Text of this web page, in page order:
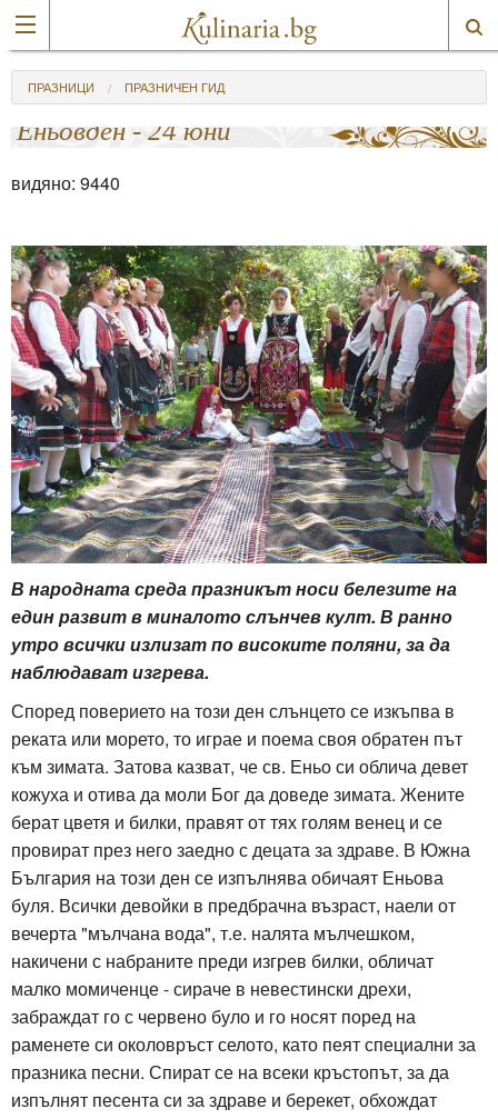
ПРАЗНИЦИ ПРАЗНИЧЕН ГИД
Еньовден - 24 юни
видяно: 9440
В народната среда празникът носи белезите на
един развит в миналото слънчев култ. В ранно
утро всички излизат по високите поляни, за да
наблюдават изгрева.
Според поверието на този ден слънцето се изкъпва в
реката или морето, то играе и поема своя обратен път
към зимата. Затова казват, че св. Еньо си облича девет
кожуха и отива да моли Бог да доведе зимата. Жените
берат цветя и билки, правят от тях голям венец и се
провират през него заедно с децата за здраве. В Южна
България на този ден се изпълнява обичаят Еньова
буля. Всички девойки в предбрачна възраст, наели от
вечерта "мълчана вода", т.е. налята мълчешком,
накичени с набраните преди изгрев билки, обличат
малко момиченце - сираче в невестински дрехи,
забраждат го с червено було и го носят поред на
раменете си околовръст селото, като пеят специални за
празника песни. Спират се на всеки кръстопът, за да
изпълнят песента си за здраве и берекет, обхождат